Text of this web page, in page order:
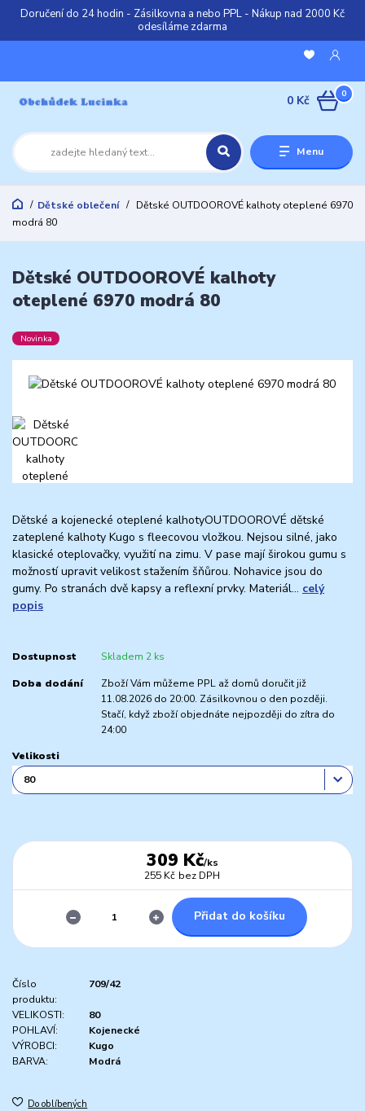
Doručení do 24 hodin - Zásilkovna a nebo PPL - Nákup nad 2000 Kč
odesíláme zdarma
Menu
0
0 Kč
Dětské oblečení
Dětské OUTDOOROVÉ kalhoty oteplené 6970
modrá 80
Dětské OUTDOOROVÉ kalhoty
oteplené 6970 modrá 80
Novinka
Dětské a kojenecké oteplené kalhotyOUTDOOROVÉ dětské
zateplené kalhoty Kugo s fleecovou vložkou. Nejsou silné, jako
klasické oteplovačky, využití na zimu. V pase mají širokou gumu s
možností upravit velikost stažením šňůrou. Nohavice jsou do
gumy. Po stranách dvě kapsy a reflexní prvky. Materiál... celý
popis
Dostupnost Skladem 2 ks
Doba dodání
Zboží Vám můžeme PPL až domů doručit již
11.08.2026 do 20:00. Zásilkovnou o den později.
Stačí, když zboží objednáte nejpozději do zítra do
24:00
Velikosti
309 Kč/ks
255 Kč bez DPH
Přidat do košíku
Číslo
produktu:
709/42
VELIKOSTI:
80
POHLAVÍ:
Kojenecké
VÝROBCI:
Kugo
BARVA:
Modrá
Do oblíbených